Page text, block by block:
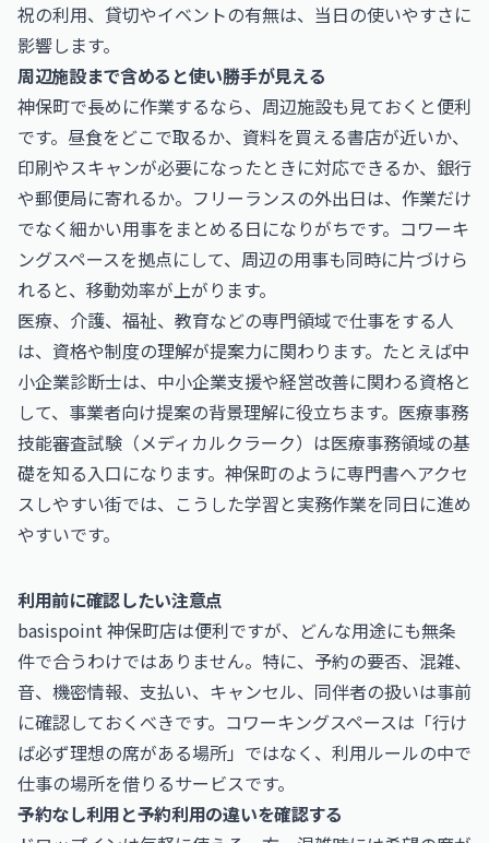
祝の利用、貸切やイベントの有無は、当日の使いやすさに
影響します。
周辺施設まで含めると使い勝手が見える
神保町で長めに作業するなら、周辺施設も見ておくと便利
です。昼食をどこで取るか、資料を買える書店が近いか、
印刷やスキャンが必要になったときに対応できるか、銀行
や郵便局に寄れるか。フリーランスの外出日は、作業だけ
でなく細かい用事をまとめる日になりがちです。コワーキ
ングスペースを拠点にして、周辺の用事も同時に片づけら
れると、移動効率が上がります。
医療、介護、福祉、教育などの専門領域で仕事をする人
は、資格や制度の理解が提案力に関わります。たとえば中
小企業診断士は、中小企業支援や経営改善に関わる資格と
して、事業者向け提案の背景理解に役立ちます。 医療事務
技能審査試験（メディカルクラーク） は医療事務領域の基
礎を知る入口になります。神保町のように専門書へアクセ
スしやすい街では、こうした学習と実務作業を同日に進め
やすいです。
利用前に確認したい注意点
basispoint 神保町店は便利ですが、どんな用途にも無条
件で合うわけではありません。特に、予約の要否、混雑、
音、機密情報、支払い、キャンセル、同伴者の扱いは事前
に確認しておくべきです。コワーキングスペースは「行け
ば必ず理想の席がある場所」ではなく、利用ルールの中で
仕事の場所を借りるサービスです。
予約なし利用と予約利用の違いを確認する